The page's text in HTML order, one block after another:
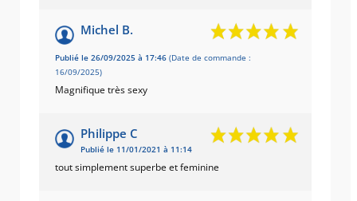
Michel B.
Publié le 26/09/2025 à 17:46 (Date de commande :
16/09/2025)
Magnifique très sexy
Philippe C
Publié le 11/01/2021 à 11:14
tout simplement superbe et feminine